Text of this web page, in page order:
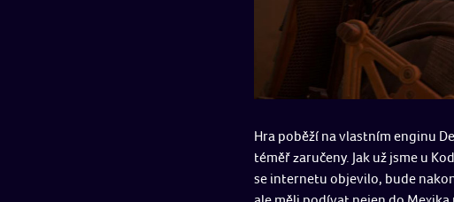
Hra poběží na vlastním enginu
téměř zaručeny. Jak už jsme u
se internetu objevilo, bude